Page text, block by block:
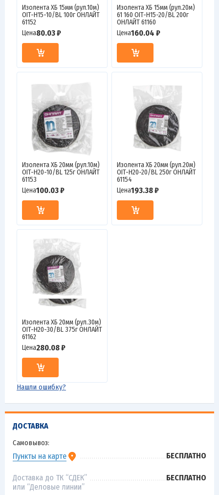
ДОСТАВКА
Самовывоз:
Пункты на карте БЕСПЛАТНО
Доставка до ТК “СДЕК”
или “Деловые линии”
БЕСПЛАТНО
Изолента ХБ 15мм (рул.10м)
OIT-H15-10/BL 100г ОНЛАЙТ
61152
Цена80.03 ₽
Изолента ХБ 15мм (рул.20м)
61 160 OIT-H15-20/BL 200г
ОНЛАЙТ 61160
Цена160.04 ₽
Изолента ХБ 20мм (рул.10м)
OIT-H20-10/BL 125г ОНЛАЙТ
61153
Цена100.03 ₽
Изолента ХБ 20мм (рул.20м)
OIT-H20-20/BL 250г ОНЛАЙТ
61154
Цена193.38 ₽
Изолента ХБ 20мм (рул.30м)
OIT-H20-30/BL 375г ОНЛАЙТ
61162
Цена280.08 ₽
Нашли ошибку?